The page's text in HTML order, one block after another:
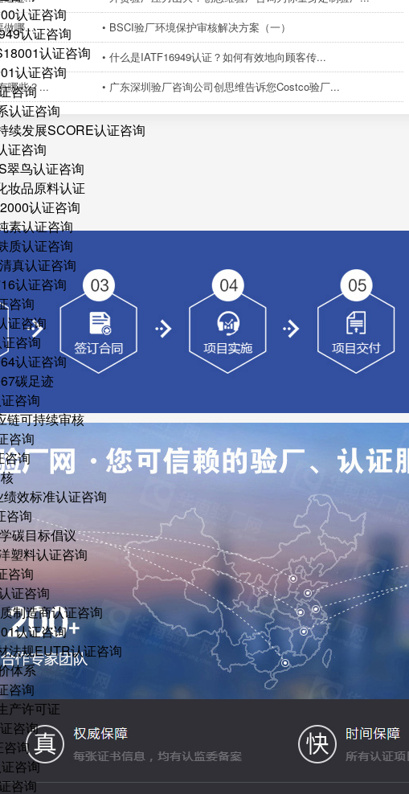
认证咨询
认证咨询
认证咨询
认证咨询
咨询
认证咨询
续发展SCORE认证咨询
证咨询
翠鸟认证咨询
妆品原料认证
认证咨询
素认证咨询
质认证咨询
真认证咨询
认证咨询
咨询
证咨询
咨询
认证咨询
碳足迹
咨询
链可持续审核
咨询
咨询
效标准认证咨询
咨询
碳目标倡议
塑料认证咨询
咨询
证咨询
制造商认证咨询
认证咨询
法规EUTR认证咨询
体系
咨询
产许可证
咨询
咨询
咨询
咨询
做哪...
哪些？...
• BSCI验厂环境保护审核解决方案（一）
• 什么是IATF16949认证？如何有效地向顾客传...
• 广东深圳验厂咨询公司创思维告诉您Costco验厂...